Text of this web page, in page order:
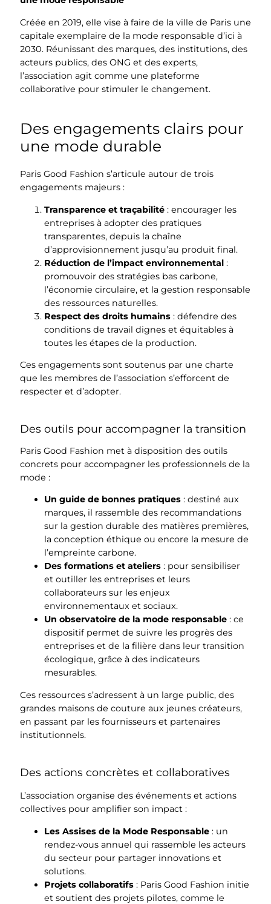
Créée en 2019, elle vise à faire de la ville de Paris une
capitale exemplaire de la mode responsable d’ici à
2030. Réunissant des marques, des institutions, des
acteurs publics, des ONG et des experts,
l’association agit comme une plateforme
collaborative pour stimuler le changement.
Des engagements clairs pour
une mode durable
Paris Good Fashion s’articule autour de trois
engagements majeurs :
Transparence et traçabilité : encourager les
entreprises à adopter des pratiques
transparentes, depuis la chaîne
d’approvisionnement jusqu’au produit final.
Réduction de l’impact environnemental :
promouvoir des stratégies bas carbone,
l’économie circulaire, et la gestion responsable
des ressources naturelles.
Respect des droits humains : défendre des
conditions de travail dignes et équitables à
toutes les étapes de la production.
Ces engagements sont soutenus par une charte
que les membres de l’association s’efforcent de
respecter et d’adopter.
Des outils pour accompagner la transition
Paris Good Fashion met à disposition des outils
concrets pour accompagner les professionnels de la
mode :
Un guide de bonnes pratiques : destiné aux
marques, il rassemble des recommandations
sur la gestion durable des matières premières,
la conception éthique ou encore la mesure de
l’empreinte carbone.
Des formations et ateliers : pour sensibiliser
et outiller les entreprises et leurs
collaborateurs sur les enjeux
environnementaux et sociaux.
Un observatoire de la mode responsable : ce
dispositif permet de suivre les progrès des
entreprises et de la filière dans leur transition
écologique, grâce à des indicateurs
mesurables.
Ces ressources s’adressent à un large public, des
grandes maisons de couture aux jeunes créateurs,
en passant par les fournisseurs et partenaires
institutionnels.
Des actions concrètes et collaboratives
L’association organise des événements et actions
collectives pour amplifier son impact :
Les Assises de la Mode Responsable : un
rendez-vous annuel qui rassemble les acteurs
du secteur pour partager innovations et
solutions.
Projets collaboratifs : Paris Good Fashion initie
et soutient des projets pilotes, comme le